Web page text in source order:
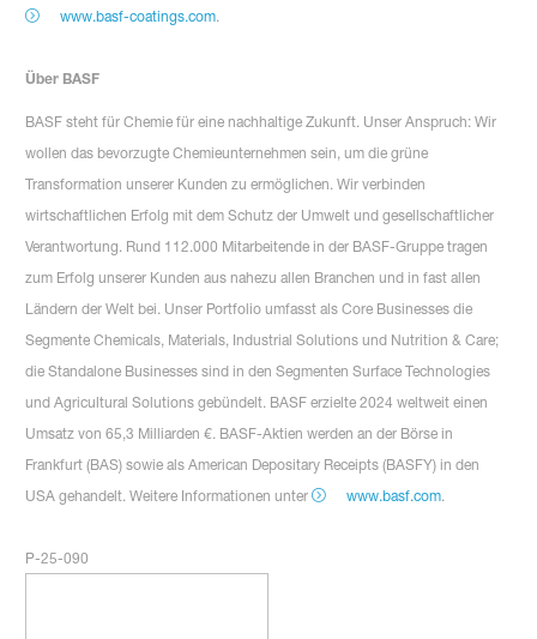
www.basf-coatings.com.
Über BASF
BASF steht für Chemie für eine nachhaltige Zukunft. Unser Anspruch: Wir
wollen das bevorzugte Chemieunternehmen sein, um die grüne
Transformation unserer Kunden zu ermöglichen. Wir verbinden
wirtschaftlichen Erfolg mit dem Schutz der Umwelt und gesellschaftlicher
Verantwortung. Rund 112.000 Mitarbeitende in der BASF-Gruppe tragen
zum Erfolg unserer Kunden aus nahezu allen Branchen und in fast allen
Ländern der Welt bei. Unser Portfolio umfasst als Core Businesses die
Segmente Chemicals, Materials, Industrial Solutions und Nutrition & Care;
die Standalone Businesses sind in den Segmenten Surface Technologies
und Agricultural Solutions gebündelt. BASF erzielte 2024 weltweit einen
Umsatz von 65,3 Milliarden €. BASF-Aktien werden an der Börse in
Frankfurt (BAS) sowie als American Depositary Receipts (BASFY) in den
USA gehandelt. Weitere Informationen unter
www.basf.com.
P-25-090